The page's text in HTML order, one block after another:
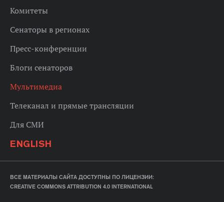
Комитеты
Сенаторы в регионах
Пресс-конференции
Блоги сенаторов
Мультимедиа
Телеканал и прямые трансляции
Для СМИ
ENGLISH
ВСЕ МАТЕРИАЛЫ САЙТА ДОСТУПНЫ ПО ЛИЦЕНЗИИ:
CREATIVE COMMONS ATTRIBUTION 4.0 INTERNATIONAL